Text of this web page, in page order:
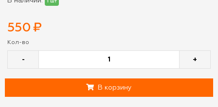
1 шт
550 ₽
Кол-во
- +
В корзину